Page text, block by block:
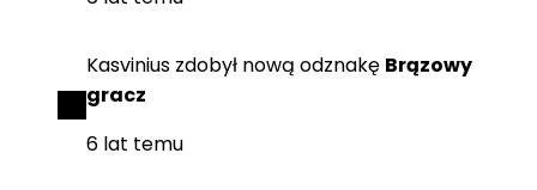
Kasvinius zdobył nową odznakę Brązowy
gracz
6 lat temu